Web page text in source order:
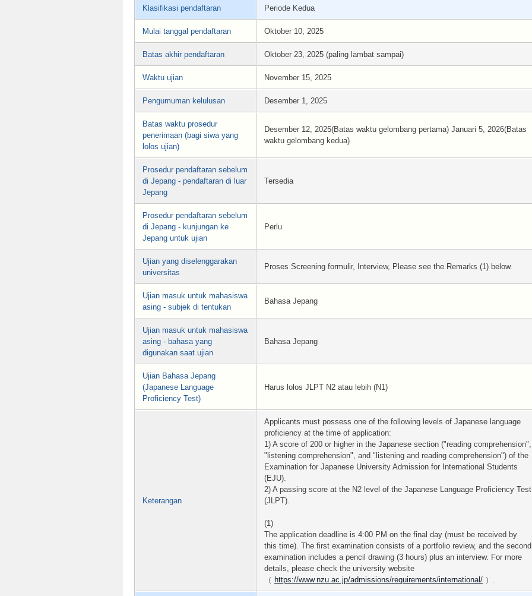
Klasifikasi pendaftaran Periode Kedua
Mulai tanggal pendaftaran Oktober 10, 2025
Batas akhir pendaftaran Oktober 23, 2025 (paling lambat sampai)
Waktu ujian November 15, 2025
Pengumuman kelulusan Desember 1, 2025
Batas waktu prosedur
penerimaan (bagi siwa yang
lolos ujian)
Desember 12, 2025(Batas waktu gelombang pertama) Januari 5, 2026(Batas
waktu gelombang kedua)
Prosedur pendaftaran sebelum
di Jepang - pendaftaran di luar
Jepang
Tersedia
Prosedur pendaftaran sebelum
di Jepang - kunjungan ke
Jepang untuk ujian
Perlu
Ujian yang diselenggarakan
universitas
Proses Screening formulir, Interview, Please see the Remarks (1) below.
Ujian masuk untuk mahasiswa
asing - subjek di tentukan
Bahasa Jepang
Ujian masuk untuk mahasiswa
asing - bahasa yang
digunakan saat ujian
Bahasa Jepang
Ujian Bahasa Jepang
(Japanese Language
Proficiency Test)
Harus lolos JLPT N2 atau lebih (N1)
Keterangan
Applicants must possess one of the following levels of Japanese language
proficiency at the time of application:
1) A score of 200 or higher in the Japanese section ("reading comprehension",
"listening comprehension", and "listening and reading comprehension") of the
Examination for Japanese University Admission for International Students
(EJU).
2) A passing score at the N2 level of the Japanese Language Proficiency Test
(JLPT).
(1)
The application deadline is 4:00 PM on the final day (must be received by
this time). The first examination consists of a portfolio review, and the second
examination includes a pencil drawing (3 hours) plus an interview. For more
details, please check the university website
（ https://www.nzu.ac.jp/admissions/requirements/international/ ）.